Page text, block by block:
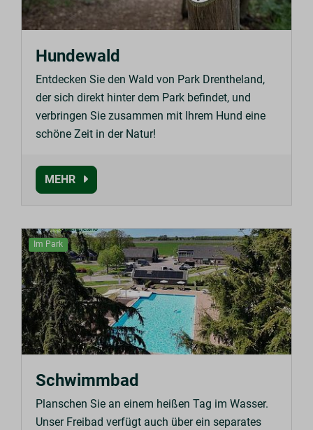
Hundewald
Entdecken Sie den Wald von Park Drentheland,
der sich direkt hinter dem Park befindet, und
verbringen Sie zusammen mit Ihrem Hund eine
schöne Zeit in der Natur!
MEHR
Im Park
Schwimmbad
Planschen Sie an einem heißen Tag im Wasser.
Unser Freibad verfügt auch über ein separates